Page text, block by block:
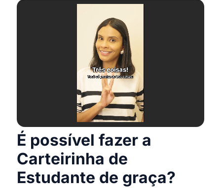
É possível fazer a
Carteirinha de
Estudante de graça?